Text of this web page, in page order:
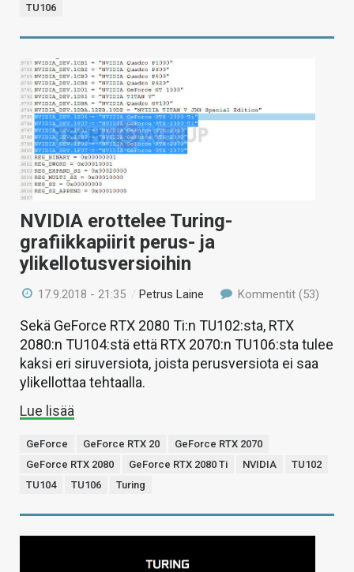
TU106
NVIDIA erottelee Turing-
grafiikkapiirit perus- ja
ylikellotusversioihin
17.9.2018 - 21:35 /Petrus Laine Kommentit (53)
Sekä GeForce RTX 2080 Ti:n TU102:sta, RTX
2080:n TU104:stä että RTX 2070:n TU106:sta tulee
kaksi eri siruversiota, joista perusversiota ei saa
ylikellottaa tehtaalla.
Lue lisää
GeForce GeForce RTX 20
GeForce RTX 2070
GeForce RTX 2080
GeForce RTX 2080 Ti NVIDIA
TU102
TU104
TU106 Turing